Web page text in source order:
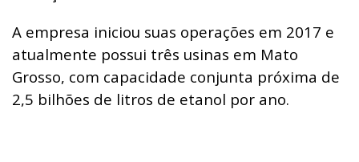
A empresa iniciou suas operações em 2017 e
atualmente possui três usinas em Mato
Grosso, com capacidade conjunta próxima de
2,5 bilhões de litros de etanol por ano.